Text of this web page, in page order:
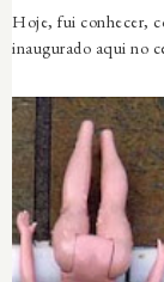
Hoje, fui conhecer,
inaugurado aqui no